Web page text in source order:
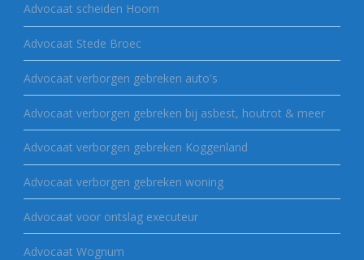
Advocaat scheiden Hoorn
Advocaat Stede Broec
Advocaat verborgen gebreken auto's
Advocaat verborgen gebreken bij asbest, houtrot & meer
Advocaat verborgen gebreken Koggenland
Advocaat verborgen gebreken woning
Advocaat voor ontslag executeur
Advocaat Wognum